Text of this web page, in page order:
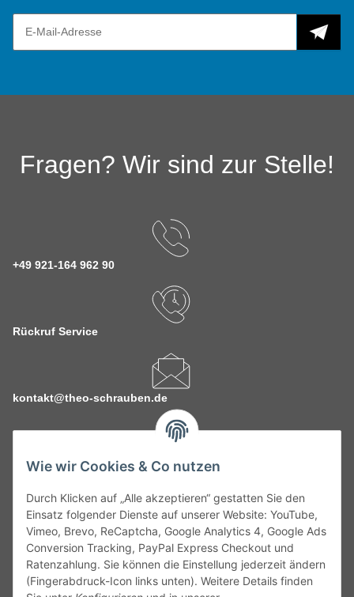
Wie wir Cookies & Co nutzen
Durch Klicken auf „Alle akzeptieren“ gestatten Sie den
Einsatz folgender Dienste auf unserer Website: YouTube,
Vimeo, Brevo, ReCaptcha, Google Analytics 4, Google Ads
Conversion Tracking, PayPal Express Checkout und
Ratenzahlung. Sie können die Einstellung jederzeit ändern
(Fingerabdruck-Icon links unten). Weitere Details finden
Fragen? Wir sind zur Stelle!
+49 921-164 962 90
Rückruf Service
kontakt@theo-schrauben.de
Service
Gesetzliche Informationen